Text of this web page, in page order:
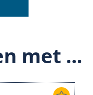
met ...